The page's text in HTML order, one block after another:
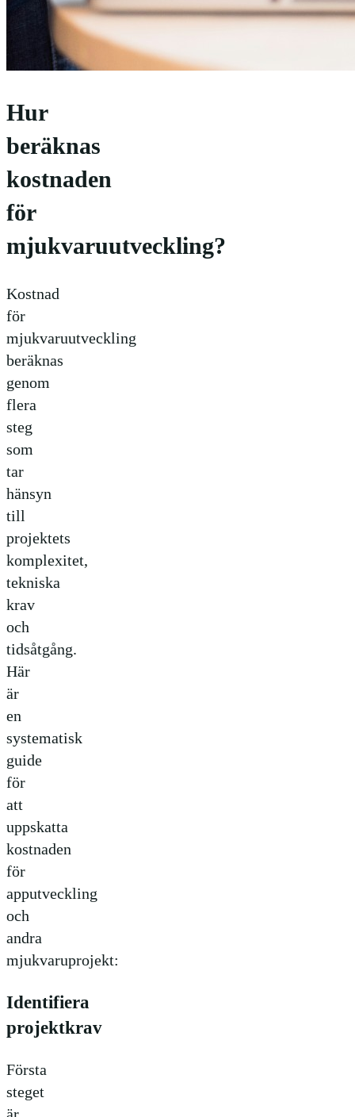
Hur
beräknas
kostnaden
för
mjukvaruutveckling?
Kostnad
för
mjukvaruutveckling
beräknas
genom
flera
steg
som
tar
hänsyn
till
projektets
komplexitet,
tekniska
krav
och
tidsåtgång.
Här
är
en
systematisk
guide
för
att
uppskatta
kostnaden
för
apputveckling
och
andra
mjukvaruprojekt:
Identifiera
projektkrav
Första
steget